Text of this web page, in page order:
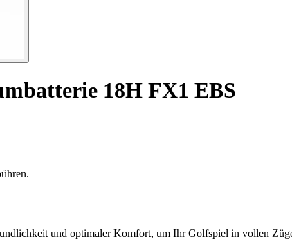
18H FX1 EBS
und optimaler Komfort, um Ihr Golfspiel in vollen